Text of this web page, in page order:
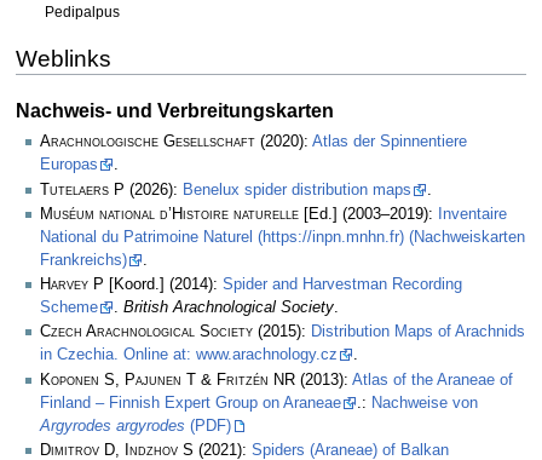
Pedipalpus
Weblinks
Nachweis- und Verbreitungskarten
Arachnologische Gesellschaft (2020): Atlas der Spinnentiere
Europas
.
Tutelaers P (2026): Benelux spider distribution maps
Muséum national d’Histoire naturelle [Ed.] (2003–2019):
Inventaire
National du Patrimoine Naturel (https://inpn.mnhn.fr) (Nachweiskarten
Frankreichs)
.
Harvey P [Koord.] (2014): Spider and Harvestman Recording
Scheme
. British Arachnological Society.
Czech Arachnological Society (2015): Distribution Maps of Arachnids
in Czechia. Online at: www.arachnology.cz
.
Koponen S, Pajunen T & Fritzén NR (2013): Atlas of the Araneae of
Finland – Finnish Expert Group on Araneae
.: Nachweise von
Argyrodes argyrodes (PDF)
Dimitrov D, Indzhov S (2021): Spiders (Araneae) of Balkan